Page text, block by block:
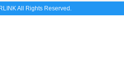
All Rights Reserved.